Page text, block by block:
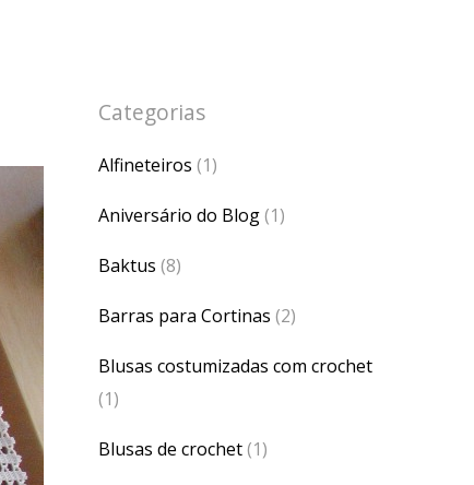
Categorias
Alfineteiros (1)
Aniversário do Blog(1)
Baktus (8)
Barras para Cortinas (2)
Blusas costumizadas com crochet
(1)
Blusas de crochet(1)